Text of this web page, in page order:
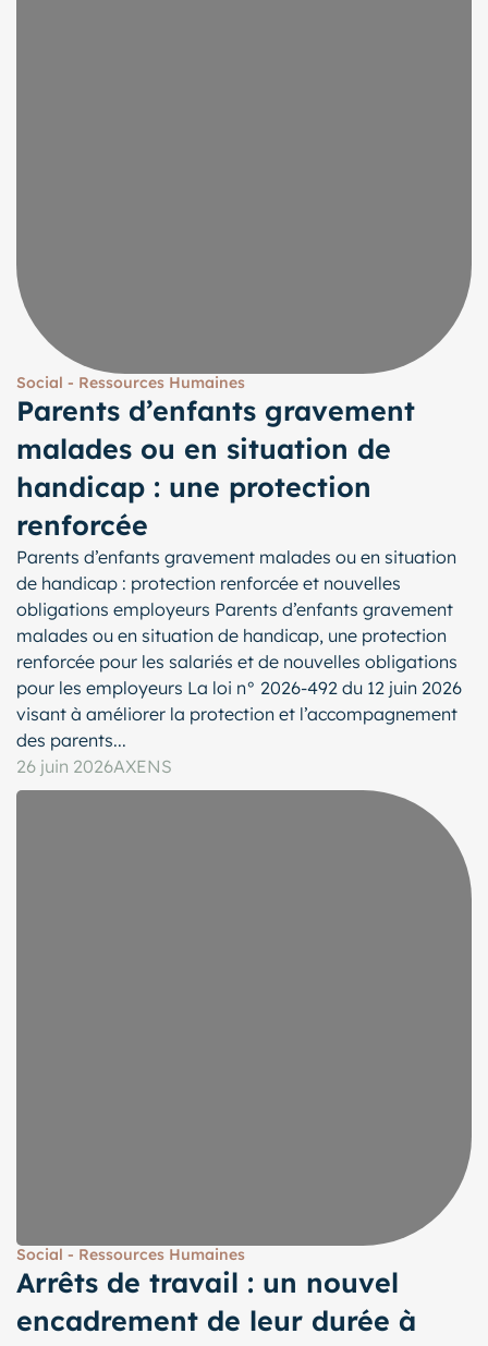
Social - Ressources Humaines
Parents d’enfants gravement
malades ou en situation de
handicap : une protection
renforcée
Parents d’enfants gravement malades ou en situation
de handicap : protection renforcée et nouvelles
obligations employeurs Parents d’enfants gravement
malades ou en situation de handicap, une protection
renforcée pour les salariés et de nouvelles obligations
pour les employeurs La loi n° 2026-492 du 12 juin 2026
visant à améliorer la protection et l’accompagnement
des parents...
26 juin 2026AXENS
Social - Ressources Humaines
Arrêts de travail : un nouvel
encadrement de leur durée à